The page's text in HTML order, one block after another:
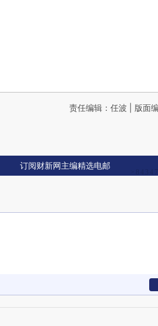
责任编辑：任波 | 版面
订阅财新网主编精选电邮